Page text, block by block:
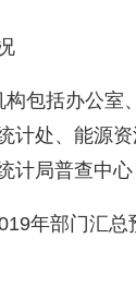
括办公室
计处、能源
局普查中
部门汇总